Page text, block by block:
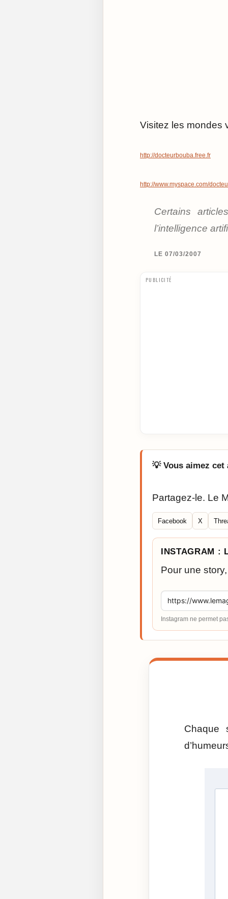
Visitez les mondes
http://docteurbouba.free.fr
http://www.myspace.com/
Certains
l’intelligence
LE 07/03/2007
PUBLICITÉ
💡 Vous aimez
Partagez-le. Le
Facebook X
INSTAGRAM :
Pour une
Instagram ne permet
Chaque